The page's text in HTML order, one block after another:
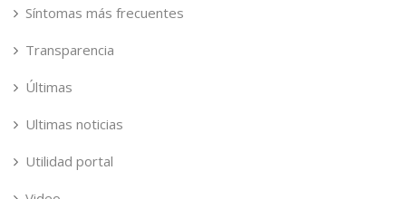
Síntomas más frecuentes
Transparencia
Últimas
Ultimas noticias
Utilidad portal